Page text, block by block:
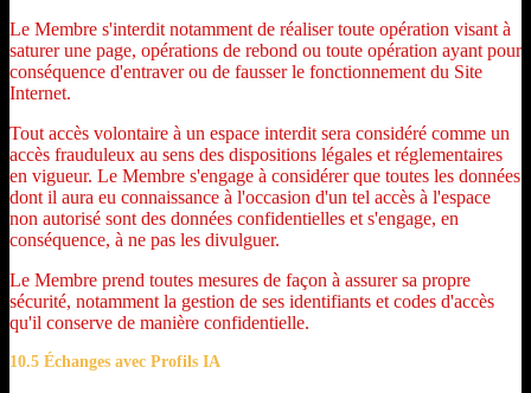
Le Membre s'interdit notamment de réaliser toute opération visant à
saturer une page, opérations de rebond ou toute opération ayant pour
conséquence d'entraver ou de fausser le fonctionnement du Site
Internet.
Tout accès volontaire à un espace interdit sera considéré comme un
accès frauduleux au sens des dispositions légales et réglementaires
en vigueur. Le Membre s'engage à considérer que toutes les données
dont il aura eu connaissance à l'occasion d'un tel accès à l'espace
non autorisé sont des données confidentielles et s'engage, en
conséquence, à ne pas les divulguer.
Le Membre prend toutes mesures de façon à assurer sa propre
sécurité, notamment la gestion de ses identifiants et codes d'accès
qu'il conserve de manière confidentielle.
10.5 Échanges avec Profils IA